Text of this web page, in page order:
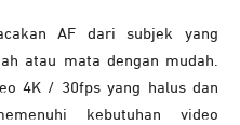
AF dari subjek yang
atau mata dengan mudah.
4K / 30fps yang halus dan
kebutuhan video